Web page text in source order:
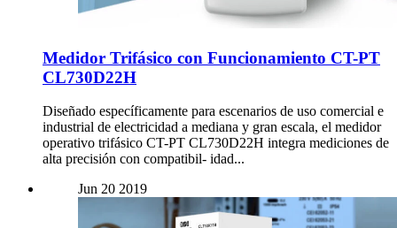
Medidor Trifásico con Funcionamiento CT-PT
CL730D22H
Diseñado específicamente para escenarios de uso comercial e
industrial de electricidad a mediana y gran escala, el medidor
operativo trifásico CT-PT CL730D22H integra mediciones de
alta precisión con compatibil- idad...
Jun 20 2019